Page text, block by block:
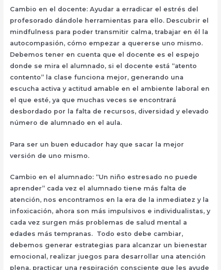
Cambio en el docente: Ayudar a erradicar el estrés del
profesorado dándole herramientas para ello. Descubrir el
mindfulness para poder transmitir calma, trabajar en él la
autocompasión, cómo empezar a quererse uno mismo.
Debemos tener en cuenta que el docente es el espejo
donde se mira el alumnado, si el docente está “atento
contento” la clase funciona mejor, generando una
escucha activa y actitud amable en el ambiente laboral en
el que esté, ya que muchas veces se encontrará
desbordado por la falta de recursos, diversidad y elevado
número de alumnado en el aula.
Para ser un buen educador hay que sacar la mejor
versión de uno mismo.
Cambio en el alumnado: “Un niño estresado no puede
aprender” cada vez el alumnado tiene más falta de
atención, nos encontramos en la era de la inmediatez y la
infoxicación, ahora son más impulsivos e individualistas, y
cada vez surgen más problemas de salud mental a
edades más tempranas. Todo esto debe cambiar,
debemos generar estrategias para alcanzar un bienestar
emocional, realizar juegos para desarrollar una atención
plena, practicar una respiración consciente que les ayude